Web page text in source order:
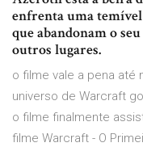
enfrenta uma
que abandonam o
outros lugares.
o filme vale a pena até
universo de Warcraft
o filme finalmente
filme Warcraft - O